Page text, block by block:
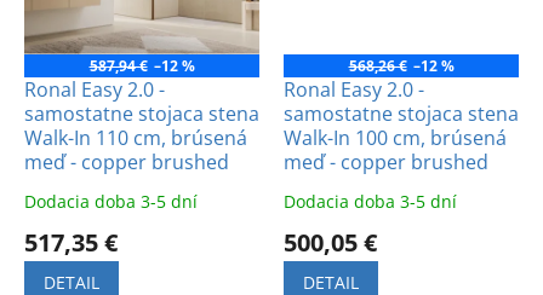
587,94 € –12 %
Ronal Easy 2.0 -
samostatne stojaca stena
Walk-In 110 cm, brúsená
meď - copper brushed
Dodacia doba 3-5 dní
517,35 €
DETAIL
568,26 € –12 %
Ronal Easy 2.0 -
samostatne stojaca stena
Walk-In 100 cm, brúsená
meď - copper brushed
Dodacia doba 3-5 dní
500,05 €
DETAIL